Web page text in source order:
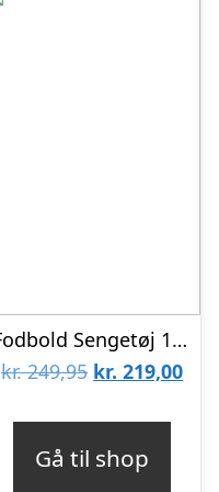
Fodbold Sengetøj 140×200 cm
kr.249,95 Den
var:
kr. 219,00Den
Gå til shop